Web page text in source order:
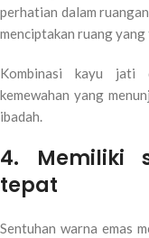
perhatian dalam
menciptakan ruang
Kombinasi kayu jati
kemewahan yang
ibadah.
4. Memiliki
tepat
Sentuhan warna emas